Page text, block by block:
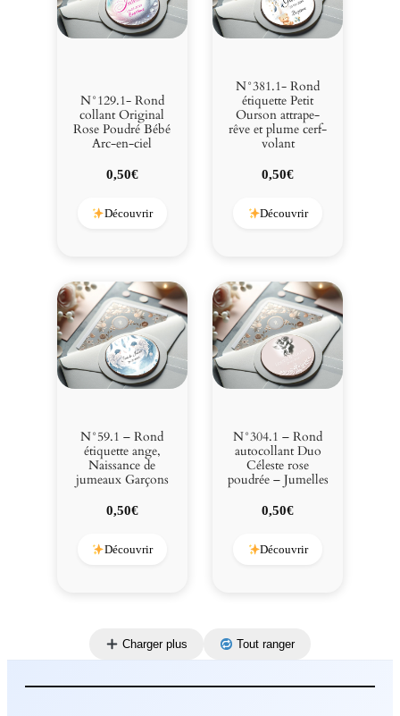
N°129.1- Rond
collant Original
Rose Poudré Bébé
Arc-en-ciel
0,50€
Découvrir
N°381.1- Rond
étiquette Petit
Ourson attrape-
rêve et plume cerf-
volant
0,50€
Découvrir
N°59.1 – Rond
étiquette ange,
Naissance de
jumeaux Garçons
0,50€
Découvrir
N°304.1 – Rond
autocollant Duo
Céleste rose
poudrée – Jumelles
0,50€
Découvrir
Charger plus Tout ranger